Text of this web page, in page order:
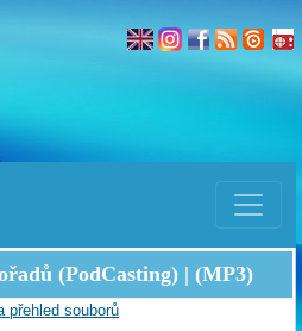
(PodCasting) | (MP3)
přehled souborů